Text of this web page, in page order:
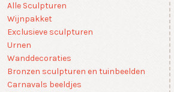
Alle Sculpturen
Wijnpakket
Exclusieve sculpturen
Urnen
Wanddecoraties
Bronzen sculpturen en tuinbeelden
Carnavals beeldjes